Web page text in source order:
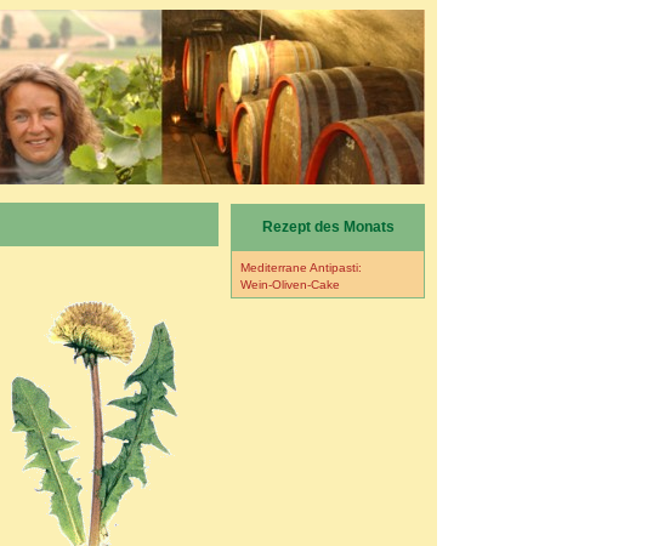
Rezept des Monats
Mediterrane Antipasti:
Wein-Oliven-Cake